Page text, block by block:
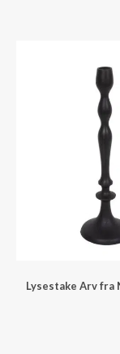
Lysestake Arv fra